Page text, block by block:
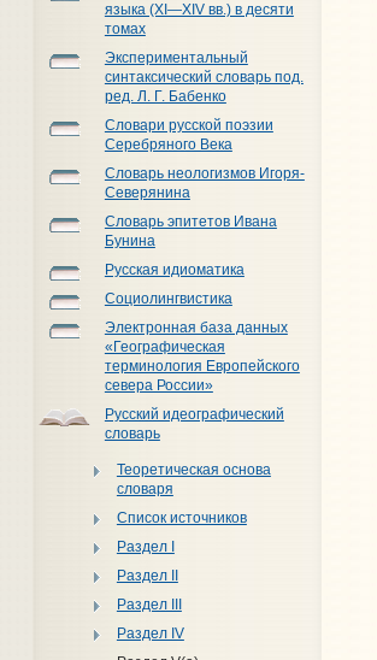
языка (XI—XIV вв.) в десяти
томах
Экспериментальный
синтаксический словарь под.
ред. Л. Г. Бабенко
Словари русской поэзии
Серебряного Века
Словарь неологизмов Игоря-
Северянина
Словарь эпитетов Ивана
Бунина
Русская идиоматика
Социолингвистика
Электронная база данных
«Географическая
терминология Европейского
севера России»
Русский идеографический
словарь
Теоретическая основа
словаря
Список источников
Раздел I
Раздел II
Раздел III
Раздел IV